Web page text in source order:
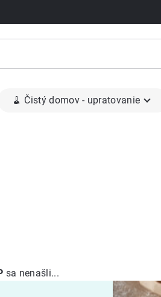
🧹 Čistý domov - upratovanie
sa nenašli...